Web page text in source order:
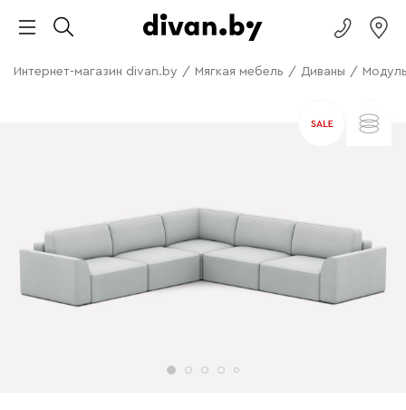
Интернет-магазин divan.by / Мягкая мебель / Диваны /